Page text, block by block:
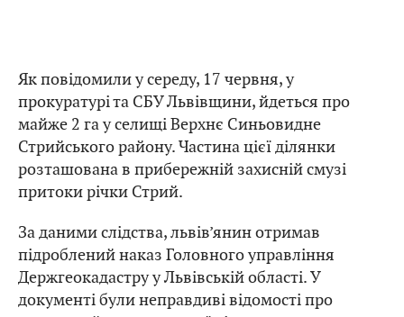
Як повідомили у середу, 17 червня, у
прокуратурі та СБУ Львівщини, йдеться про
майже 2 га у селищі Верхнє Синьовидне
Стрийського району. Частина цієї ділянки
розташована в прибережній захисній смузі
притоки річки Стрий.
За даними слідства, львів’янин отримав
підроблений наказ Головного управління
Держгеокадастру у Львівській області. У
документі були неправдиві відомості про